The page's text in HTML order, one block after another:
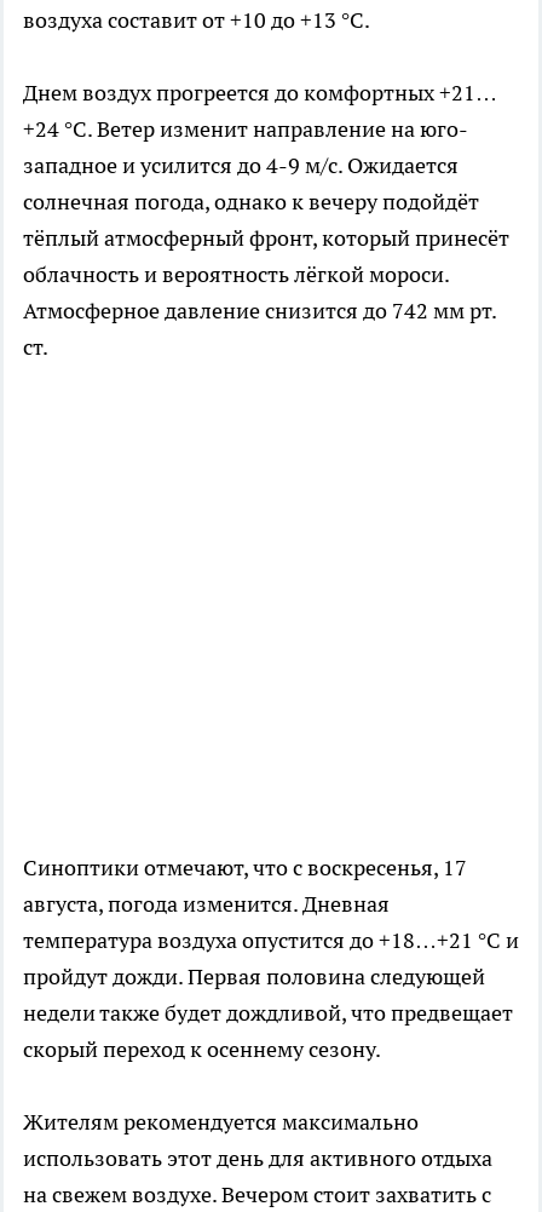
воздуха составит от +10 до +13 °C.
Днем воздух прогреется до комфортных +21…
+24 °C. Ветер изменит направление на юго-
западное и усилится до 4-9 м/с. Ожидается
солнечная погода, однако к вечеру подойдёт
тёплый атмосферный фронт, который принесёт
облачность и вероятность лёгкой мороси.
Атмосферное давление снизится до 742 мм рт.
ст.
Синоптики отмечают, что с воскресенья, 17
августа, погода изменится. Дневная
температура воздуха опустится до +18…+21 °C и
пройдут дожди. Первая половина следующей
недели также будет дождливой, что предвещает
скорый переход к осеннему сезону.
Жителям рекомендуется максимально
использовать этот день для активного отдыха
на свежем воздухе. Вечером стоит захватить с